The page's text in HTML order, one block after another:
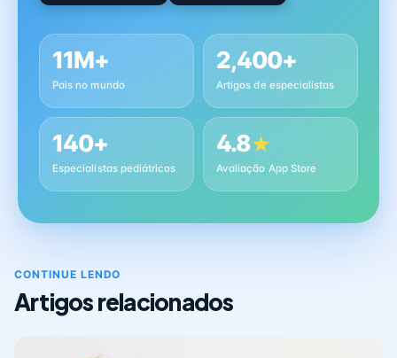
11M+
Pais no mundo
2,400+
Artigos de especialistas
140+
Especialistas pediátricos
4.8★
Avaliação App Store
CONTINUE LENDO
Artigos relacionados